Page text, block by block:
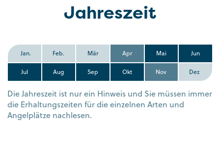
Jahreszeit
Jan. Feb. Mär Apr Mai Jun
Jul Aug Sep Okt Nov Dez
Die Jahreszeit ist nur ein Hinweis und Sie müssen immer
die Erhaltungszeiten für die einzelnen Arten und
Angelplätze nachlesen.